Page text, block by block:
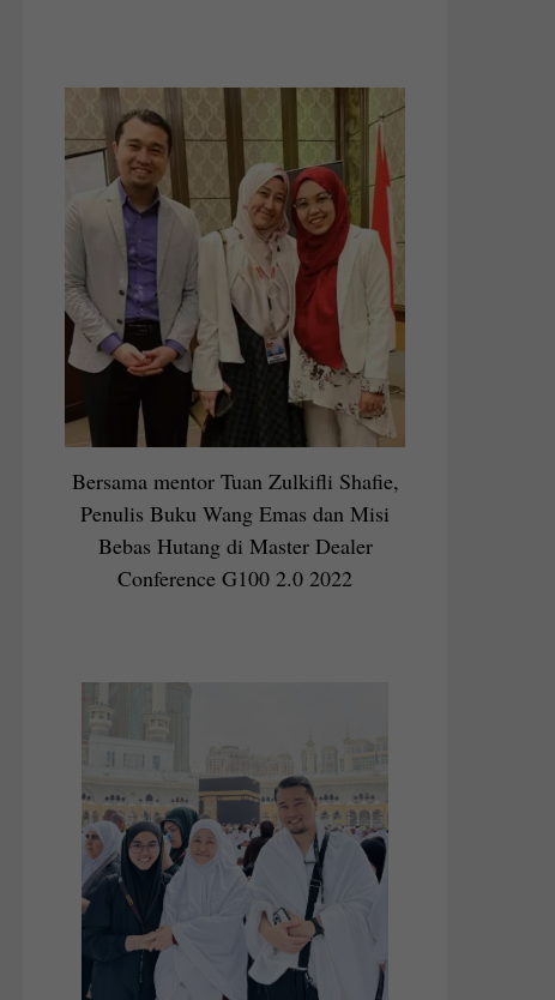
Bersama mentor Tuan Zulkifli Shafie,
Penulis Buku Wang Emas dan Misi
Bebas Hutang di Master Dealer
Conference G100 2.0 2022